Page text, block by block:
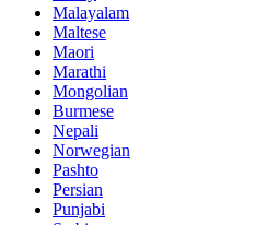
Malayalam
Maltese
Maori
Marathi
Mongolian
Burmese
Nepali
Norwegian
Pashto
Persian
Punjabi